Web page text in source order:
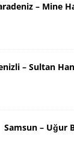
– Mine
– Sultan
Samsun – Uğur